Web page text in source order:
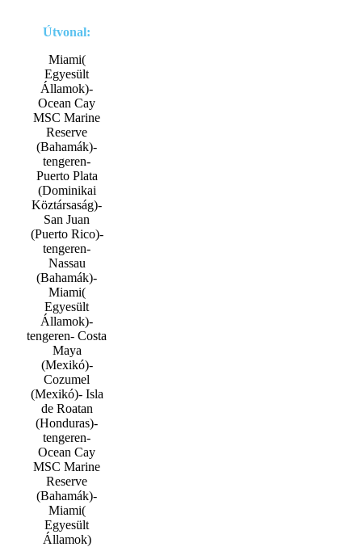
Útvonal:
Miami(
Egyesült
Államok)-
Ocean Cay
MSC Marine
Reserve
(Bahamák)-
tengeren-
Puerto Plata
(Dominikai
Köztársaság)-
San Juan
(Puerto Rico)-
tengeren-
Nassau
(Bahamák)-
Miami(
Egyesült
Államok)-
tengeren- Costa
Maya
(Mexikó)-
Cozumel
(Mexikó)- Isla
de Roatan
(Honduras)-
tengeren-
Ocean Cay
MSC Marine
Reserve
(Bahamák)-
Miami(
Egyesült
Államok)